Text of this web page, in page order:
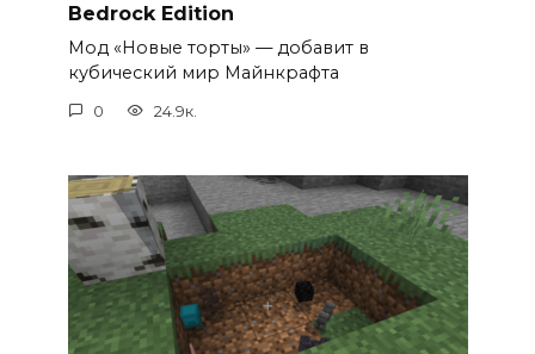
Bedrock Edition
Мод «Новые торты» — добавит в
кубический мир Майнкрафта
0 24.9к.